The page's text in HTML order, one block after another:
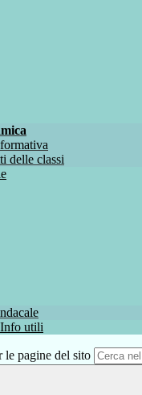
delle classi
utili
le pagine del sito